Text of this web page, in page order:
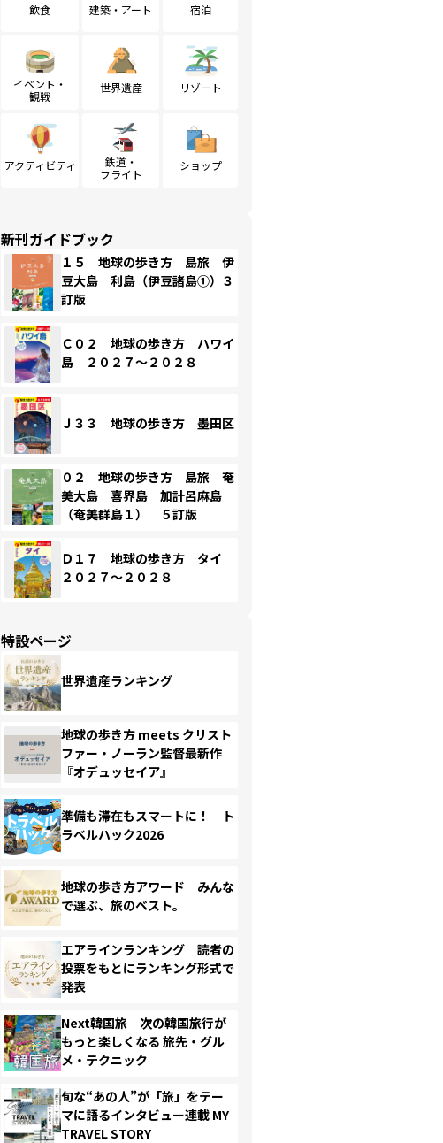
飲食 建築・アート 宿泊
イベント・
観戦
世界遺産 リゾート
アクティビティ
鉄道・
フライト
ショップ
新刊ガイドブック
１５ 地球の歩き方 島旅 伊
豆大島 利島（伊豆諸島①）３
訂版
Ｃ０２ 地球の歩き方 ハワイ
島 ２０２７～２０２８
Ｊ３３ 地球の歩き方 墨田区
０２ 地球の歩き方 島旅 奄
美大島 喜界島 加計呂麻島
（奄美群島１） ５訂版
Ｄ１７ 地球の歩き方 タイ
２０２７～２０２８
特設ページ
世界遺産ランキング
地球の歩き方 meets クリスト
ファー・ノーラン監督最新作
『オデュッセイア』
準備も滞在もスマートに！ ト
ラベルハック2026
地球の歩き方アワード みんな
で選ぶ、旅のベスト。
エアラインランキング 読者の
投票をもとにランキング形式で
発表
Next韓国旅 次の韓国旅行が
もっと楽しくなる 旅先・グル
メ・テクニック
旬な“あの人”が「旅」をテー
マに語るインタビュー連載 MY
TRAVEL STORY